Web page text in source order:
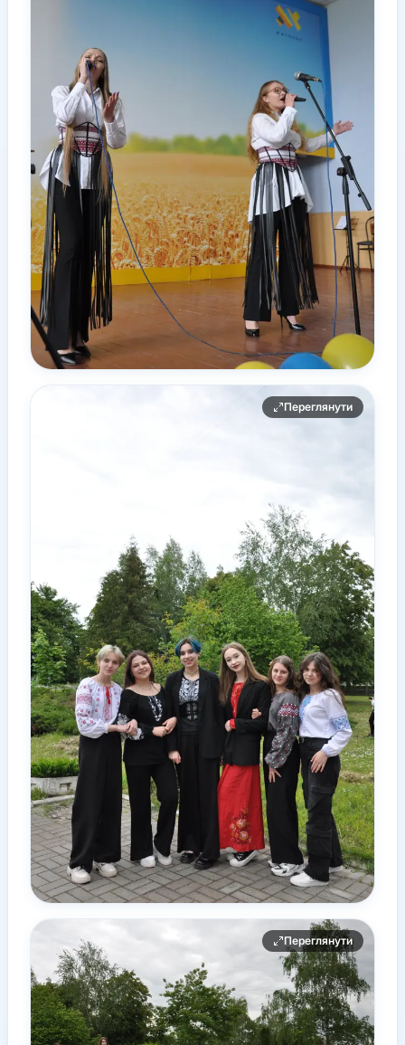
Переглянути
Переглянути